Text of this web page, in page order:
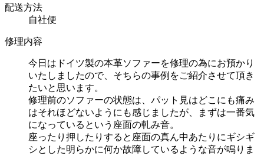
配送方法
自社便
修理内容
今日はドイツ製の本革ソファーを修理の為にお預かり
いたしましたので、そちらの事例をご紹介させて頂き
たいと思います。
修理前のソファーの状態は、パット見はどこにも痛み
はそれほどないようにも感じましたが、まずは一番気
になっているという座面の軋み音。
座ったり押したりすると座面の真ん中あたりにギシギ
シとした明らかに何か故障しているような音が鳴りま